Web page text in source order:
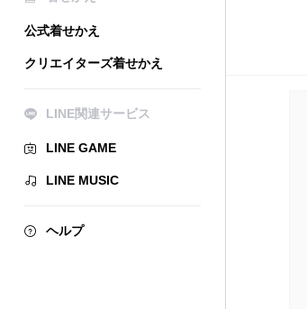
公式着せかえ
クリエイターズ着せかえ
LINE関連サービス
LINE GAME
LINE MUSIC
ヘルプ